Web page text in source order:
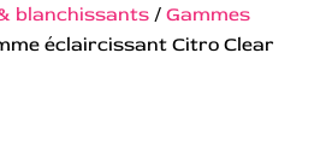
blanchissants / Gammes
éclaircissant Citro Clear